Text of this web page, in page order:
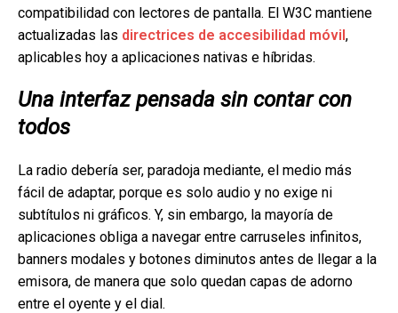
compatibilidad con lectores de pantalla. El W3C mantiene
actualizadas las directrices de accesibilidad móvil,
aplicables hoy a aplicaciones nativas e híbridas.
Una interfaz pensada sin contar con
todos
La radio debería ser, paradoja mediante, el medio más
fácil de adaptar, porque es solo audio y no exige ni
subtítulos ni gráficos. Y, sin embargo, la mayoría de
aplicaciones obliga a navegar entre carruseles infinitos,
banners modales y botones diminutos antes de llegar a la
emisora, de manera que solo quedan capas de adorno
entre el oyente y el dial.